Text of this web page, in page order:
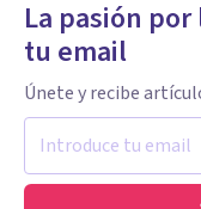
La pasión
tu email
Únete y recibe